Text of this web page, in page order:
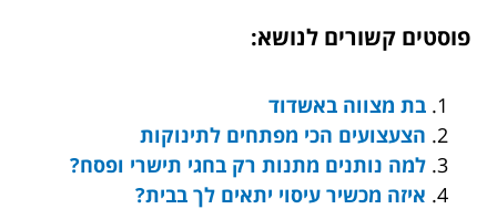
פוסטים קשורים לנושא:
בת מצווה באשדוד
הצעצועים הכי מפתחים לתינוקות
למה נותנים מתנות רק בחגי תישרי ופסח?
איזה מכשיר עיסוי יתאים לך בבית?